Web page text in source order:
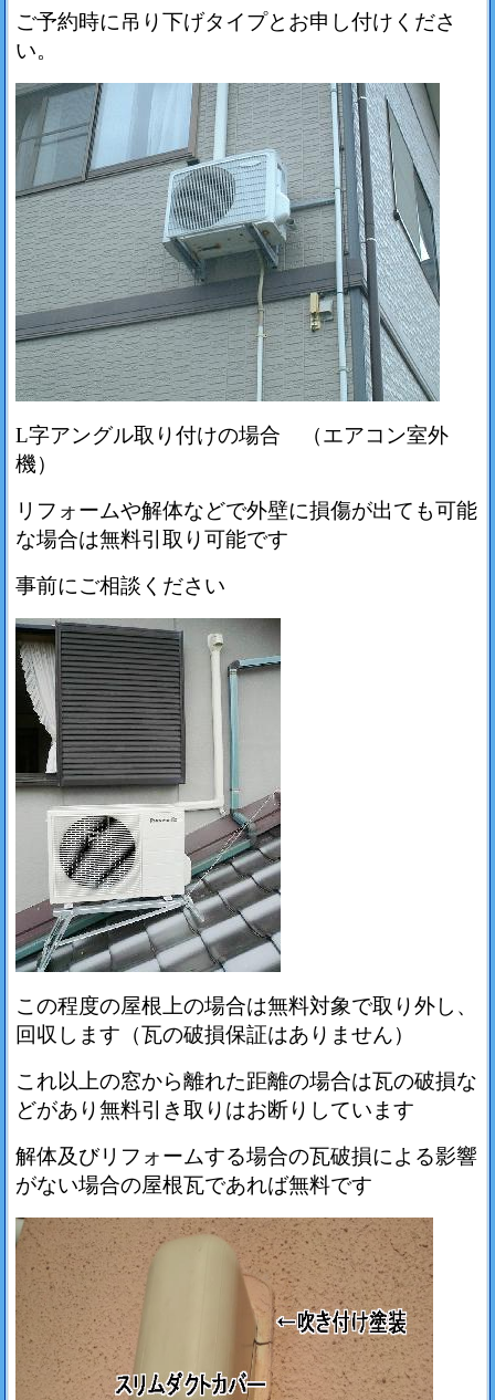
ご予約時に吊り下げタイプとお申し付けくださ
い。
L字アングル取り付けの場合 （エアコン室外
機）
リフォームや解体などで外壁に損傷が出ても可能
な場合は無料引取り可能です
事前にご相談ください
この程度の屋根上の場合は無料対象で取り外し、
回収します（瓦の破損保証はありません）
これ以上の窓から離れた距離の場合は瓦の破損な
どがあり無料引き取りはお断りしています
解体及びリフォームする場合の瓦破損による影響
がない場合の屋根瓦であれば無料です